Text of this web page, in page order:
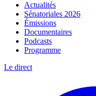
Actualités
Sénatoriales 2026
Émissions
Documentaires
Podcasts
Programme
Le direct